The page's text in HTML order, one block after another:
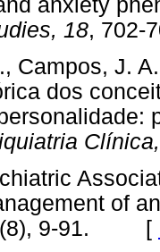
18,
Campos, J.
dos
of
(8), 9-91. [